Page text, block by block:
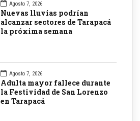
Agosto 7, 2026
Nuevas lluvias podrían
alcanzar sectores de Tarapacá
la próxima semana
Agosto 7, 2026
Adulta mayor fallece durante
la Festividad de San Lorenzo
en Tarapacá